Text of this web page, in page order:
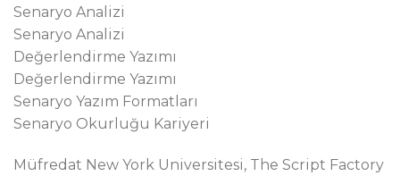
Senaryo Analizi
Senaryo Analizi
Değerlendirme Yazımı
Değerlendirme Yazımı
Senaryo Yazım Formatları
Senaryo Okurluğu Kariyeri
Müfredat New York Universitesi, The Script Factory